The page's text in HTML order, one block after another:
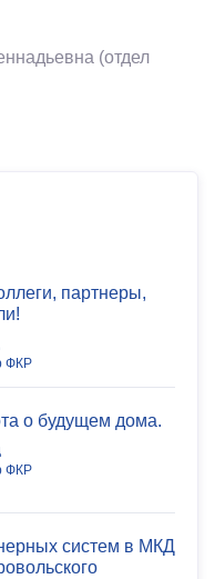
(отдел
партнеры,
ФКР
о будущем дома.
ФКР
систем в МКД